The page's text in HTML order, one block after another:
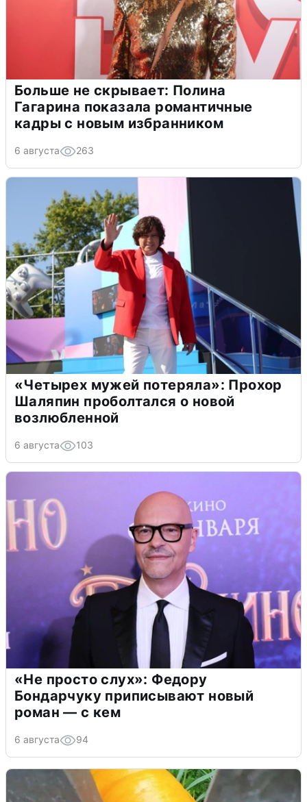
Больше не скрывает: Полина
Гагарина показала романтичные
кадры с новым избранником
6 августа 263
«Четырех мужей потеряла»: Прохор
Шаляпин проболтался о новой
возлюбленной
6 августа 103
«Не просто слух»: Федору
Бондарчуку приписывают новый
роман — с кем
6 августа 94